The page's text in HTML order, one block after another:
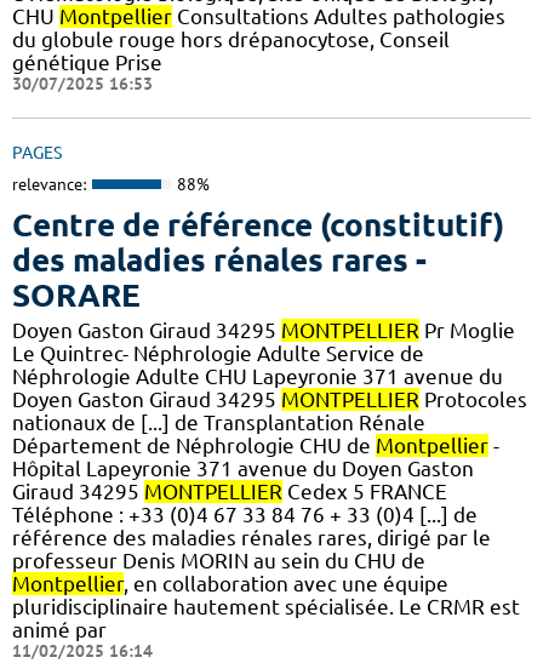
CHU Montpellier Consultations Adultes pathologies
du globule rouge hors drépanocytose, Conseil
génétique Prise
30/07/2025 16:53
PAGES
relevance: 88%
Centre de référence (constitutif)
des maladies rénales rares -
SORARE
Doyen Gaston Giraud 34295 MONTPELLIER Pr Moglie
Le Quintrec- Néphrologie Adulte Service de
Néphrologie Adulte CHU Lapeyronie 371 avenue du
Doyen Gaston Giraud 34295 MONTPELLIER Protocoles
nationaux de [...] de Transplantation Rénale
Département de Néphrologie CHU de Montpellier -
Hôpital Lapeyronie 371 avenue du Doyen Gaston
Giraud 34295 MONTPELLIER Cedex 5 FRANCE
Téléphone : +33 (0)4 67 33 84 76 + 33 (0)4 [...] de
référence des maladies rénales rares, dirigé par le
professeur Denis MORIN au sein du CHU de
Montpellier, en collaboration avec une équipe
pluridisciplinaire hautement spécialisée. Le CRMR est
animé par
11/02/2025 16:14